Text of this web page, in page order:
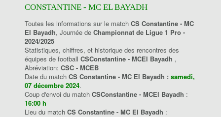
CONSTANTINE - MC EL BAYADH
Toutes les informations sur le match CS Constantine - MC
El Bayadh, Journée de Championnat de Ligue 1 Pro -
2024/2025
Statistiques, chiffres, et historique des rencontres des
équipes de football CSConstantine - MCEl Bayadh ,
Abréviation: CSC - MCEB
Date du match CS Constantine - MC El Bayadh : samedi,
07 décembre 2024.
Coup d'envoi du match CSConstantine - MCEl Bayadh :
16:00 h
Lieu du match CS Constantine - MC El Bayadh :